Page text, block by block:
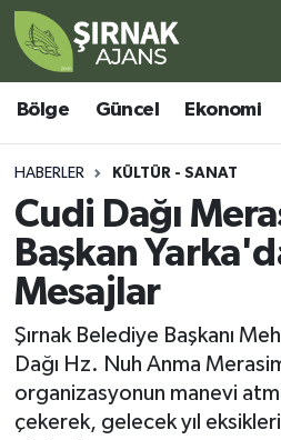
Bölge Güncel Ekonomi
HABERLER KÜLTÜR - SANAT
Cudi Dağı
Başkan
Mesajlar
Şırnak Belediye Başkanı
Dağı Hz. Nuh Anma
organizasyonun manevi
çekerek, gelecek yıl
Bölge
Güncel
Ekonomi
Şırnak
Yaşam
Sağlık
Eğitim
Şırnak Nöbetçi
Şırnak Hava Durumu
Şirnak Namaz Vakitleri
Şırnak Trafik Yoğunluk
Süper Lig Puan Durumu
Tüm Manşetler
Son Dakika Haberleri